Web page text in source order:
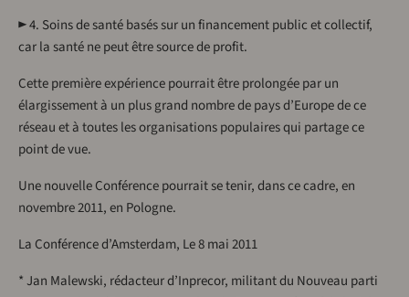
► 4. Soins de santé basés sur un financement public et collectif,
car la santé ne peut être source de profit.
Cette première expérience pourrait être prolongée par un
élargissement à un plus grand nombre de pays d’Europe de ce
réseau et à toutes les organisations populaires qui partage ce
point de vue.
Une nouvelle Conférence pourrait se tenir, dans ce cadre, en
novembre 2011, en Pologne.
La Conférence d’Amsterdam, Le 8 mai 2011
* Jan Malewski, rédacteur d’Inprecor, militant du Nouveau parti